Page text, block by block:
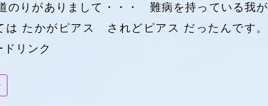
のりがありまして・・・ 難病を持っている我が
は たかがピアス されどピアス だったんです。
ドリンク